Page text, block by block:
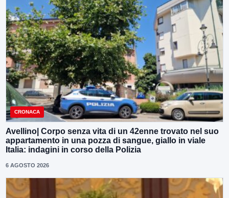
CRONACA
Avellino| Corpo senza vita di un 42enne trovato nel suo
appartamento in una pozza di sangue, giallo in viale
Italia: indagini in corso della Polizia
6 AGOSTO 2026